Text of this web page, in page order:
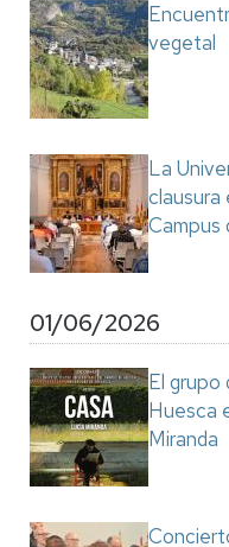
vegetal
La
Campus
01/06/2026
El grupo
Huesca
Miranda